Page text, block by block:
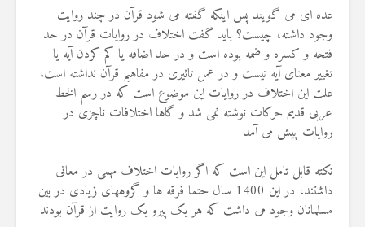
عده ای می گویند پس اینکه گفته می شود قرآن در چند روایت
وجود داشته، چیست؟ باید گفت اختلاف در روایات قرآن در حد
فتحه و کسره و ضمه بوده است و در حد اضافه یا کم کردن آیه یا
تغییر معنای آیه نیست و در عمل تاثیری در مفاهیم قرآن نداشته است.
علت این اختلاف در روایات این موضوع است که در رسم الخط
عربی قدیم حرکات نوشته نمی شد و گاها اختلافات ناچزی در
روایات پیش می آمد
نکته قابل تامل این است که اگر روایات اختلاف مهمی در معانی
داشتند، در این 1400 سال حتما فرقه ها و گروههای زیادی در بین
مسلمانان وجود می داشت که هر یک پیرو یک روایت از قرآن بودند